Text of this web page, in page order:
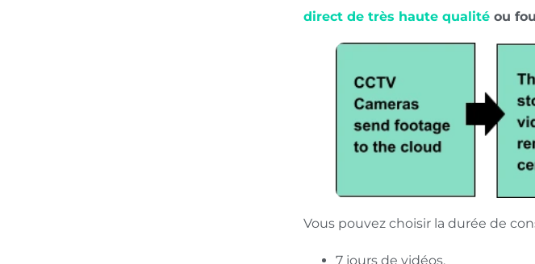
direct de très haute qualitéou
Vous pouvez choisir la durée de
7 jours de vidéos.